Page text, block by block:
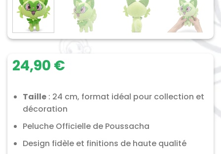
24,90 €
Taille: 24 cm, format idéal pour collection et
décoration
Peluche Officielle de Poussacha
Design fidèle et finitions de haute qualité